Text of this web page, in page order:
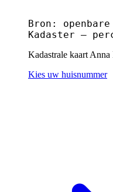
Bron:
Kadaster —
Kadastrale kaart
Kies uw huisnummer